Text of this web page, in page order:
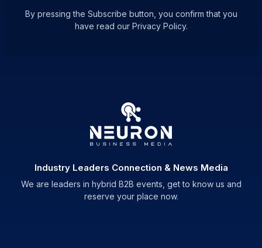
By pressing the Subscribe button, you confirm that you
have read our Privacy Policy.
Industry Leaders Connection & News Media
We are leaders in hybrid B2B events, get to know us and
reserve your place now.